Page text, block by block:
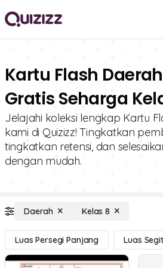
Kartu Flash
Gratis Seharga
Jelajahi koleksi lengkap Kartu
kami di Quizizz! Tingkatkan
tingkatkan retensi, dan
dengan mudah.
Daerah Kelas 8
Luas Persegi Panjang Luas